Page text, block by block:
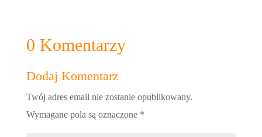
0 Komentarzy
Dodaj Komentarz
Twój adres email nie zostanie opublikowany.
Wymagane pola są oznaczone *